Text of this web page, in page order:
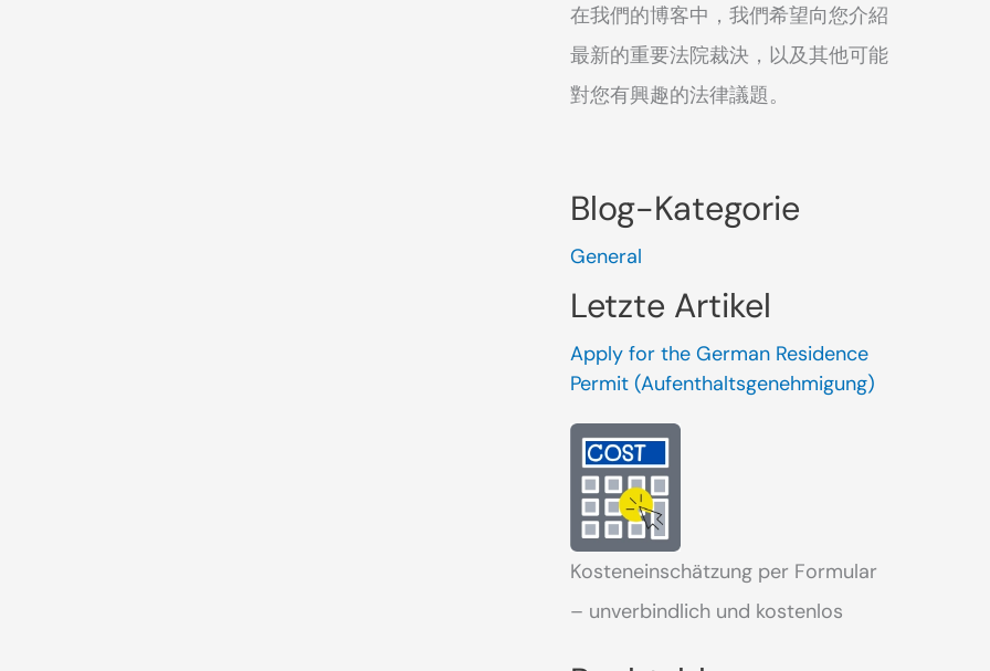
在我們的博客中，我們希望向您介紹
最新的重要法院裁決，以及其他可能
對您有興趣的法律議題。
Blog-Kategorie
General
Letzte Artikel
Apply for the German Residence
Permit (Aufenthaltsgenehmigung)
Kosteneinschätzung per Formular
– unverbindlich und kostenlos